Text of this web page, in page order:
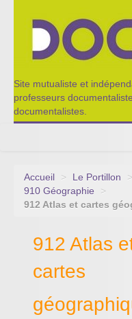
Site mutualiste et
professeurs
documentalistes.
Le Portillon
Appel à contribution
Nos outils de partage
Qui sommes-nous ?
Accueil > Le Portillon >
910 Géographie
>
912 Atlas et cartes
912 Atlas
cartes